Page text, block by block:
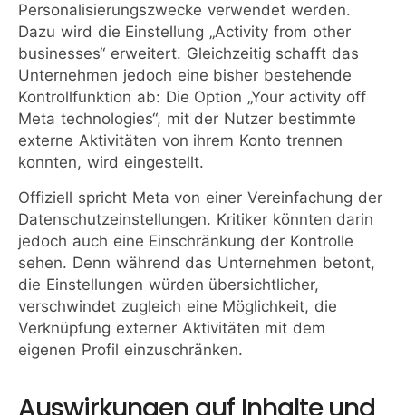
Personalisierungszwecke verwendet werden.
Dazu wird die Einstellung „Activity from other
businesses“ erweitert. Gleichzeitig schafft das
Unternehmen jedoch eine bisher bestehende
Kontrollfunktion ab: Die Option „Your activity off
Meta technologies“, mit der Nutzer bestimmte
externe Aktivitäten von ihrem Konto trennen
konnten, wird eingestellt.
Offiziell spricht Meta von einer Vereinfachung der
Datenschutzeinstellungen. Kritiker könnten darin
jedoch auch eine Einschränkung der Kontrolle
sehen. Denn während das Unternehmen betont,
die Einstellungen würden übersichtlicher,
verschwindet zugleich eine Möglichkeit, die
Verknüpfung externer Aktivitäten mit dem
eigenen Profil einzuschränken.